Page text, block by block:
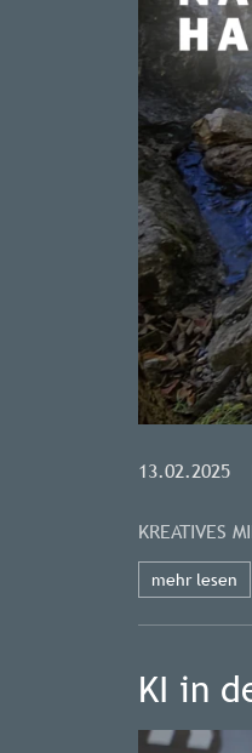
13.02.2025
KREATIVES
mehr lesen
KI in